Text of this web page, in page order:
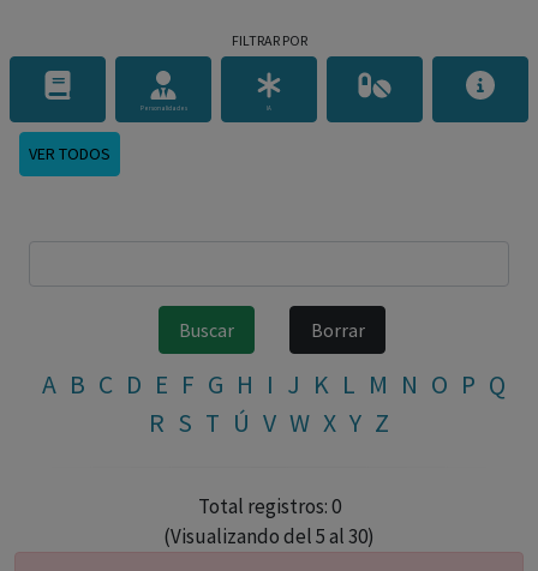
FILTRAR POR
Personalidades IA
VER TODOS
A B C D E F G H I J K L M N O P Q
R S T Ú V W X Y Z
Total registros: 0
(Visualizando del 5 al 30)